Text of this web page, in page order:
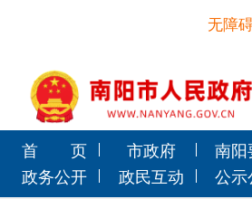
无障
首 页 市政府 南阳
政务公开
政民互动 公示